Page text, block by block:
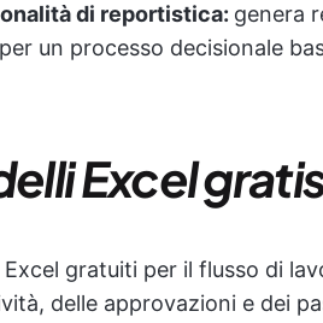
di reportistica: genera
un processo decisionale
Excel
Excel gratuiti per il flusso di
delle approvazioni e dei